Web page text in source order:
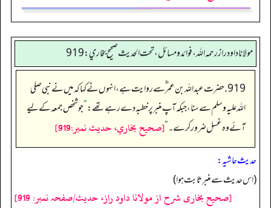
مولانا داود راز رحمه الله، فوائد و مسائل، تحت الحديث صحيح بخاري: 919
919. حضرت عبداللہ بن عمر ؓ سے روایت ہے، انہوں نے کہا کہ میں نے نبی صلی
اللہ علیہ وسلم سے سنا، جبکہ آپ منبر پر خطبہ دے رہے تھے:”جو شخص جمعہ کے لیے
آئے وہ غسل ضرور کرے۔“[صحيح بخاري، حديث نمبر:919]
حدیث حاشیہ:
(اس حدیث سے منبر ثابت ہوا)
[صحیح بخاری شرح از مولانا داود راز، حدیث/صفحہ نمبر: 919]